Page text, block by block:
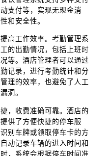
支付等，实现无现金消
和安全性。
高工作效率。考勤管理系
的出勤情况，包括上班时
等。酒店管理者可以通过
记录，进行考勤统计和分
理的效率，也避免了人工
洞。
，收费准确可靠。酒店的
供了方便快捷的停车服
别车牌或领取停车卡的方
动记录车辆的进入时间和
，系统会根据停车时间准